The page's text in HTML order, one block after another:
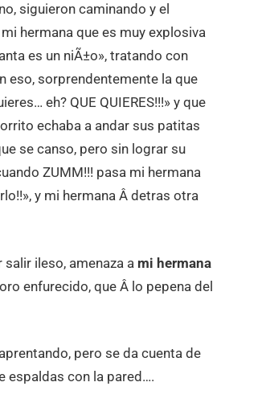
siguieron caminando y el
hermana que es muy explosiva
es un niÃ±o», tratando con
eso, sorprendentemente la que
eh? QUE QUIERES!!!» y que
echaba a andar sus patitas
se canso, pero sin lograr su
ZUMM!!! pasa mi hermana
y mi hermana Â detras otra
ileso, amenaza a mi hermana
enfurecido, que Â lo pepena del
pero se da cuenta de
espaldas con la pared….